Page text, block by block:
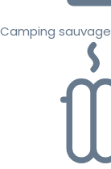
Camping sauvage